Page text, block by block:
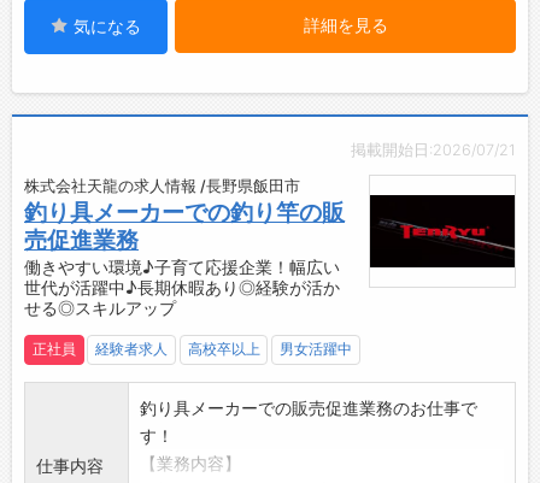
して働いてもらえるように子育て支援あり◎
＊女性の育児休暇100%達成
＊子の看護休暇制度あり （子供の急なお休みの
ご本人の状況や保育園などへの送り迎えなど
も考慮して、4つの時間設定を設けて、柔軟な
◆2022年12月『職場いきいきアドバンスカン
パニー・ワークライフバランスコース』に認証
されました！
◆工場見学は随時実施◎
作業内容を実際にご覧になることができます！
お気軽にご連絡ください。
【職場】
・性別問わず活躍しています。
気になる 詳細を見る
掲載開始日:2026/07/21
株式会社天龍の求人情報 /長野県飯田市
釣り具メーカーでの釣り竿の販
売促進業務
働きやすい環境♪子育て応援企業！幅広い
世代が活躍中♪長期休暇あり◎経験が活か
せる◎スキルアップ
正社員 経験者求人 高校卒以上 男女活躍中
仕事内容
釣り具メーカーでの販売促進業務のお仕事で
す！
【業務内容】